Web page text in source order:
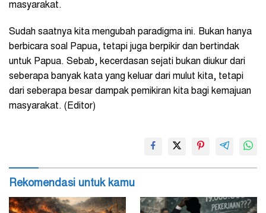
masyarakat.
Sudah saatnya kita mengubah paradigma ini. Bukan hanya
berbicara soal Papua, tetapi juga berpikir dan bertindak
untuk Papua. Sebab, kecerdasan sejati bukan diukur dari
seberapa banyak kata yang keluar dari mulut kita, tetapi
dari seberapa besar dampak pemikiran kita bagi kemajuan
masyarakat. (Editor)
Rekomendasi untuk kamu